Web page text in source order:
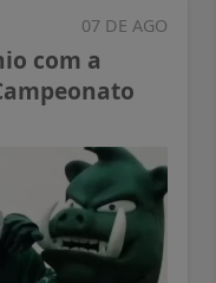
07 DE AGO
com a